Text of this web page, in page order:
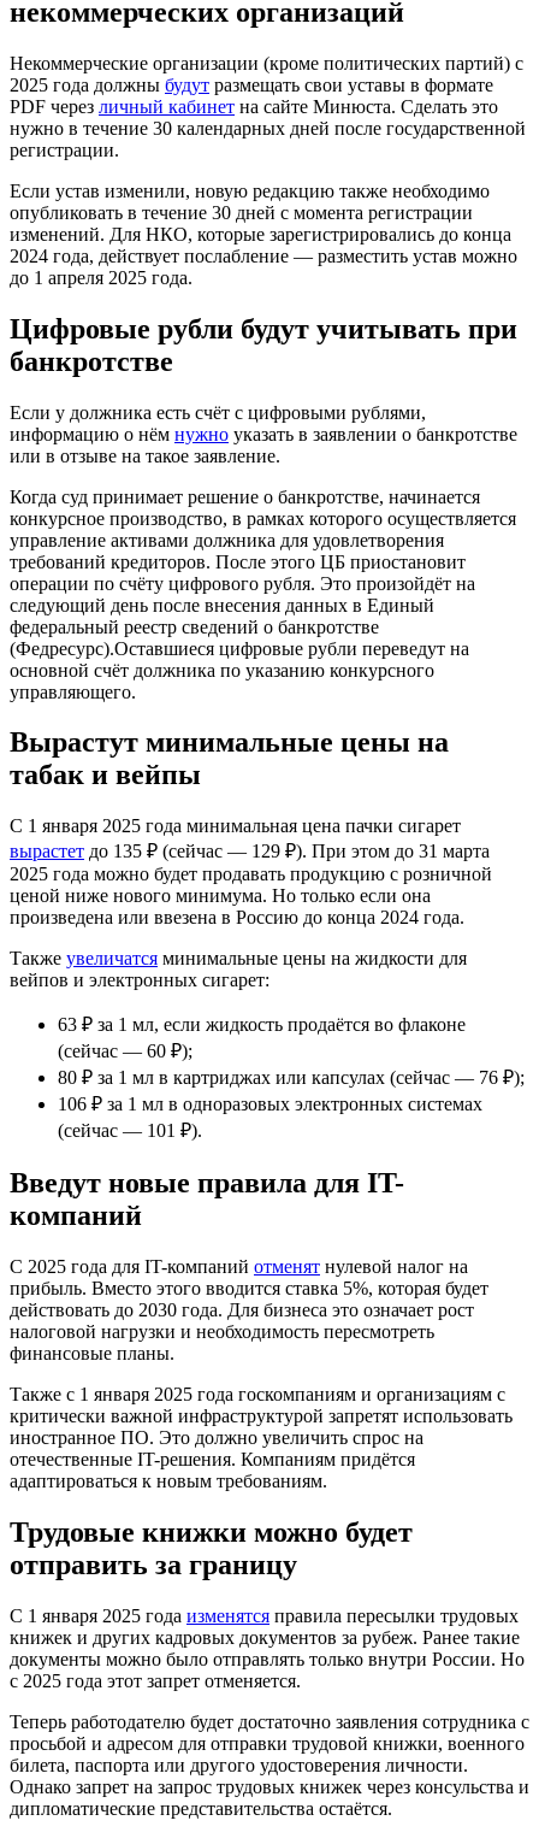
некоммерческих организаций
Некоммерческие организации (кроме политических партий) с
2025 года должны будут размещать свои уставы в формате
PDF через личный кабинет на сайте Минюста. Сделать это
нужно в течение 30 календарных дней после государственной
регистрации.
Если устав изменили, новую редакцию также необходимо
опубликовать в течение 30 дней с момента регистрации
изменений. Для НКО, которые зарегистрировались до конца
2024 года, действует послабление — разместить устав можно
до 1 апреля 2025 года.
Цифровые рубли будут учитывать при
банкротстве
Если у должника есть счёт с цифровыми рублями,
информацию о нём нужно указать в заявлении о банкротстве
или в отзыве на такое заявление.
Когда суд принимает решение о банкротстве, начинается
конкурсное производство, в рамках которого осуществляется
управление активами должника для удовлетворения
требований кредиторов. После этого ЦБ приостановит
операции по счёту цифрового рубля. Это произойдёт на
следующий день после внесения данных в Единый
федеральный реестр сведений о банкротстве
(Федресурс).Оставшиеся цифровые рубли переведут на
основной счёт должника по указанию конкурсного
управляющего.
Вырастут минимальные цены на
табак и вейпы
С 1 января 2025 года минимальная цена пачки сигарет
вырастет до 135 ₽ (сейчас — 129 ₽). При этом до 31 марта
2025 года можно будет продавать продукцию с розничной
ценой ниже нового минимума. Но только если она
произведена или ввезена в Россию до конца 2024 года.
Также увеличатся минимальные цены на жидкости для
вейпов и электронных сигарет:
63 ₽ за 1 мл, если жидкость продаётся во флаконе
(сейчас — 60 ₽);
80 ₽ за 1 мл в картриджах или капсулах (сейчас — 76 ₽);
106 ₽ за 1 мл в одноразовых электронных системах
(сейчас — 101 ₽).
Введут новые правила для IT-
компаний
С 2025 года для IT-компаний отменят нулевой налог на
прибыль. Вместо этого вводится ставка 5%, которая будет
действовать до 2030 года. Для бизнеса это означает рост
налоговой нагрузки и необходимость пересмотреть
финансовые планы.
Также с 1 января 2025 года госкомпаниям и организациям с
критически важной инфраструктурой запретят использовать
иностранное ПО. Это должно увеличить спрос на
отечественные IT-решения. Компаниям придётся
адаптироваться к новым требованиям.
Трудовые книжки можно будет
отправить за границу
С 1 января 2025 года изменятся правила пересылки трудовых
книжек и других кадровых документов за рубеж. Ранее такие
документы можно было отправлять только внутри России. Но
с 2025 года этот запрет отменяется.
Теперь работодателю будет достаточно заявления сотрудника с
просьбой и адресом для отправки трудовой книжки, военного
билета, паспорта или другого удостоверения личности.
Однако запрет на запрос трудовых книжек через консульства и
дипломатические представительства остаётся.